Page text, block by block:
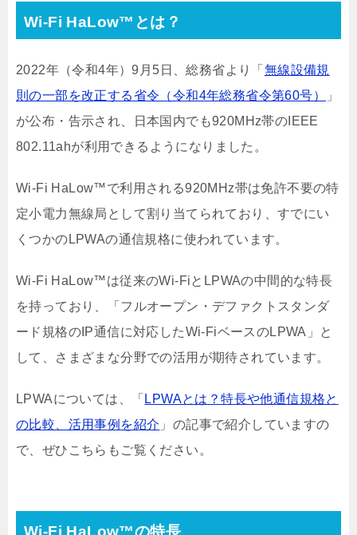
Wi-Fi HaLow™とは？
2022年（令和4年）9月5日、総務省より「 無線設備規
則の一部を改正する省令（令和4年総務省令第60号）
」
が公布・告示され、日本国内でも920MHz帯のIEEE
802.11ahが利用できるようになりました。
Wi-Fi HaLow™で利用される920MHz帯は免許不要の特
定小電力無線局として割り当てられており、すでにい
くつかのLPWAの通信規格に使われています。
Wi-Fi HaLow™は従来のWi-FiとLPWAの中間的な特長
を持っており、「フルオープン・デファクトスタンダ
ード規格のIP通信に対応したWi-FiベースのLPWA」と
して、さまざまな分野での活用が期待されています。
LPWAについては、「 LPWAとは？特長や他通信規格と
の比較、活用事例を紹介 」の記事で紹介していますの
で、ぜひこちらもご覧ください。